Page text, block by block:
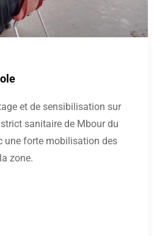
et de sensibilisation sur
sanitaire de Mbour du
une forte mobilisation des
zone.